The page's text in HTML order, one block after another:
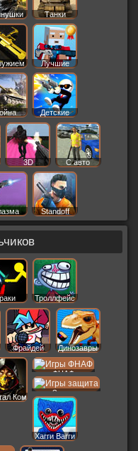
Танки
Лучшие
Детские
3D С авто
Standoff
Троллфейс
Фрайдей Динозавры
Ком
ФНАФ
Защита
Хагги Вагги